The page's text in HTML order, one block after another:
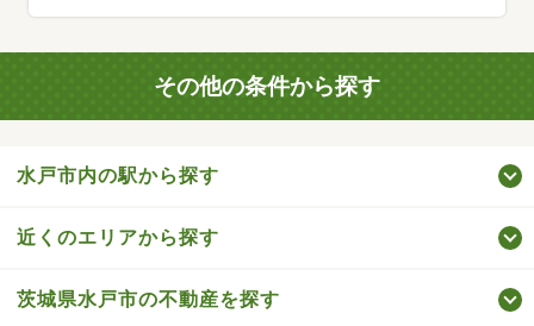
その他の条件から探す
水戸市内の駅から探す
近くのエリアから探す
茨城県水戸市の不動産を探す